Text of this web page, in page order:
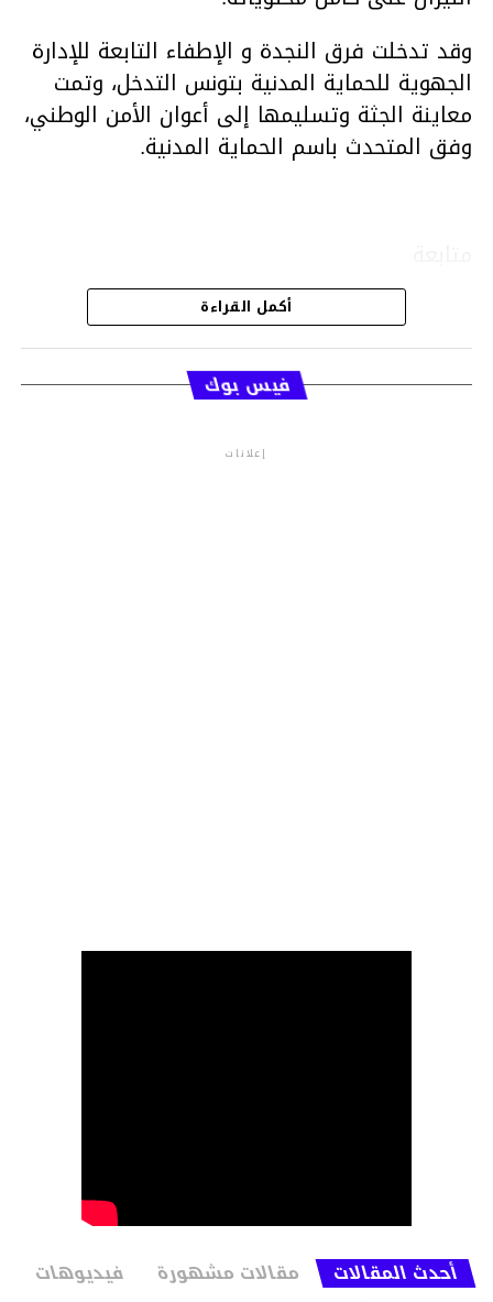
وقد تدخلت فرق النجدة و الإطفاء التابعة للإدارة
الجهوية للحماية المدنية بتونس التدخل، وتمت
معاينة الجثة وتسليمها إلى أعوان الأمن الوطني،
وفق المتحدث باسم الحماية المدنية.
قسم الاخبار
أكمل القراءة
فيس بوك
إعلانات
أحدث المقالات مقالات مشهورة فيديوهات